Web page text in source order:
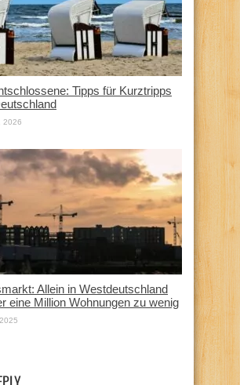
Tipps für Kurztripps
2026
Allein in Westdeutschland
eine Million Wohnungen zu wenig